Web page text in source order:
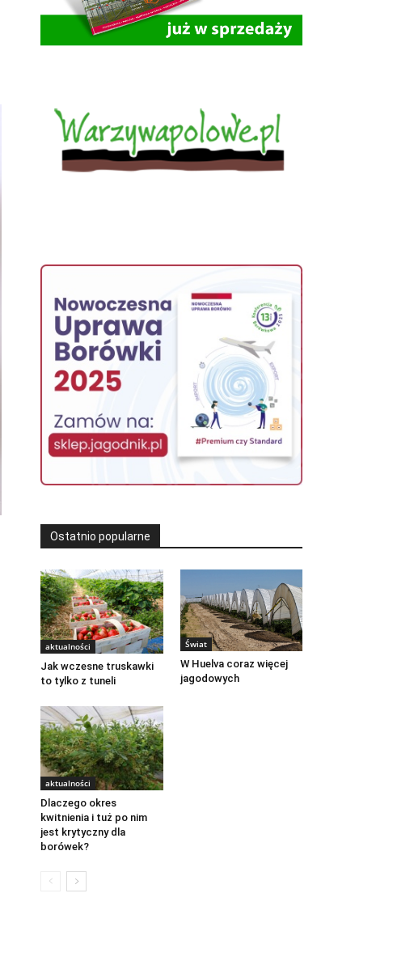
Ostatnio popularne
aktualności
Jak wczesne truskawki
to tylko z tuneli
Świat
W Huelva coraz więcej
jagodowych
aktualności
Dlaczego okres
kwitnienia i tuż po nim
jest krytyczny dla
borówek?